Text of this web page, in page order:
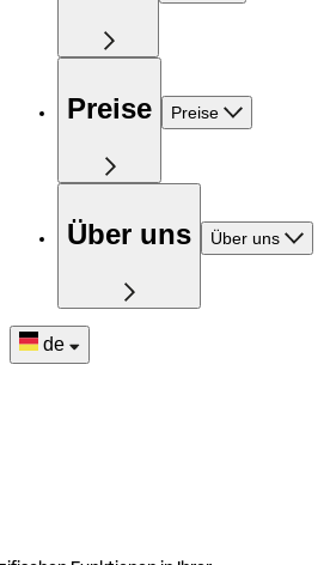
Preise Preise
Über uns Über uns
de